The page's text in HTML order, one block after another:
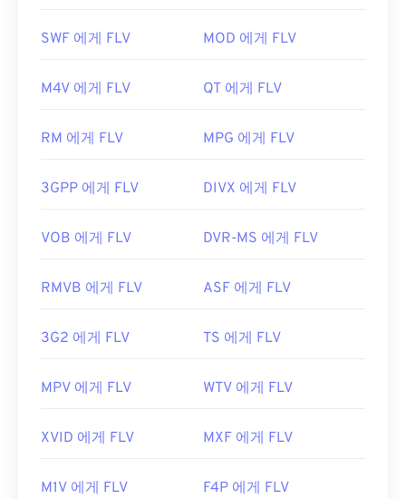
https://en.wikipedia.org/wiki/오디오_교환_파일_포
(Animate CC) 및
와 같은 Adobe제품에서 열립
니다. Adobe Flash 7 이상 버전에서 가장 잘 열립니
터 태그는 지원합니다.
의 여러 제품에서 열 수 있습니다. FLV를 열 수 있는
Player,RealNetworks RealPlayer Cloud,
개발자: Adobe
https://en.wikipedia.org/wiki/플래시_비디오
SWF 에게 FLV MOD 에게 FLV
M4V 에게 FLV QT 에게 FLV
RM 에게 FLV MPG 에게 FLV
3GPP 에게 FLV DIVX 에게 FLV
VOB 에게 FLV DVR-MS 에게 FLV
RMVB 에게 FLV ASF 에게 FLV
3G2 에게 FLV TS 에게 FLV
MPV 에게 FLV WTV 에게 FLV
XVID 에게 FLV MXF 에게 FLV
M1V 에게 FLV F4P 에게 FLV